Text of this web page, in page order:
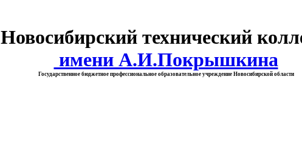
Новосибирский технический
имени А.И.Покрышкина
Государственное бюджетное профессиональное образовательное учреждение Новосибирской области